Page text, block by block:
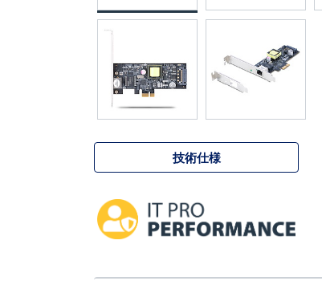
技術仕様